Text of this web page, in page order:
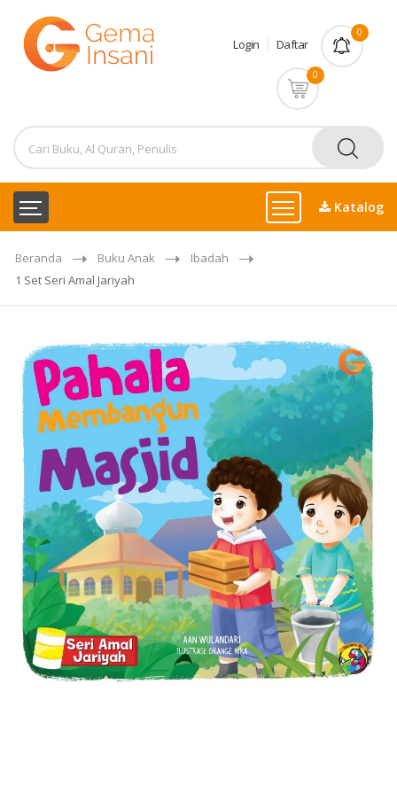
Login Daftar
0
0
Katalog
Beranda Buku Anak
Ibadah
1 Set Seri Amal Jariyah